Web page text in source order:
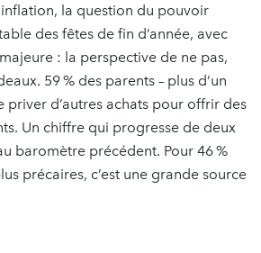
la question du pouvoir
des fêtes de fin d’année, avec
: la perspective de ne pas,
59 % des parents – plus d’un
priver d’autres achats pour offrir des
Un chiffre qui progresse de deux
baromètre précédent. Pour 46 %
précaires, c’est une grande source